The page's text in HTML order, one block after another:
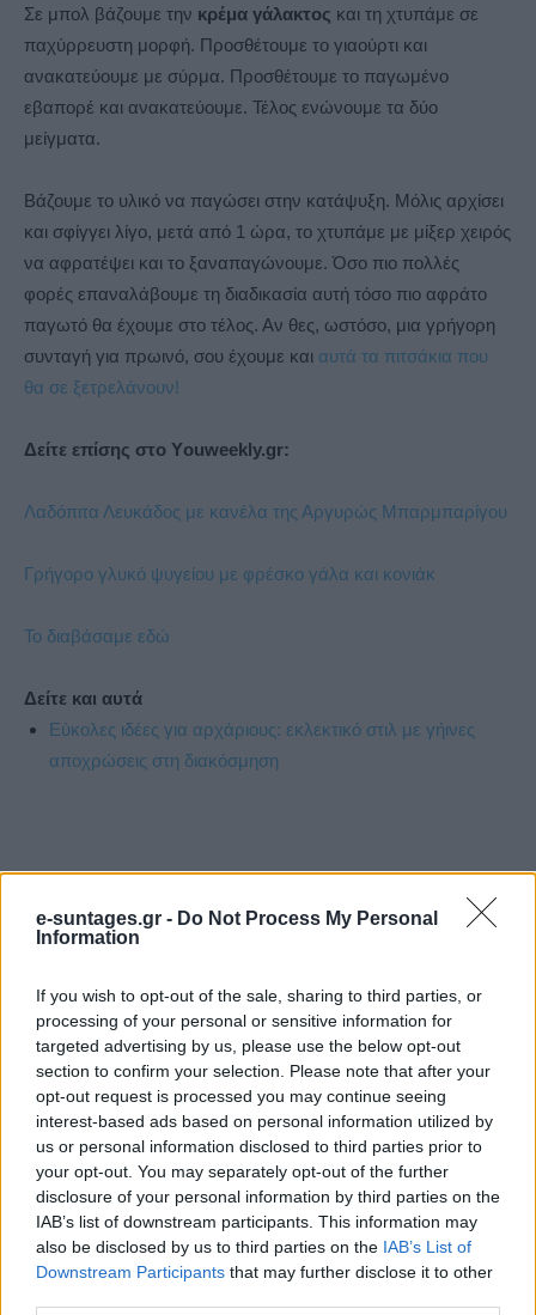
e-suntages.gr - Do Not Process My Personal
Information
If you wish to opt-out of the sale, sharing to third parties, or
processing of your personal or sensitive information for
targeted advertising by us, please use the below opt-out
section to confirm your selection. Please note that after your
opt-out request is processed you may continue seeing
interest-based ads based on personal information utilized by
us or personal information disclosed to third parties prior to
your opt-out. You may separately opt-out of the further
disclosure of your personal information by third parties on the
IAB’s list of downstream participants. This information may
also be disclosed by us to third parties on the IAB’s List of
Downstream Participants that may further disclose it to other
Σε μπολ βάζουμε την κρέμα γάλακτος και τη χτυπάμε σε
παχύρρευστη μορφή. Προσθέτουμε το γιαούρτι και
ανακατεύουμε με σύρμα. Προσθέτουμε το παγωμένο
εβαπορέ και ανακατεύουμε. Τέλος ενώνουμε τα δύο
μείγματα.
Βάζουμε το υλικό να παγώσει στην κατάψυξη. Μόλις αρχίσει
και σφίγγει λίγο, μετά από 1 ώρα, το χτυπάμε με μίξερ χειρός
να αφρατέψει και το ξαναπαγώνουμε. Όσο πιο πολλές
φορές επαναλάβουμε τη διαδικασία αυτή τόσο πιο αφράτο
παγωτό θα έχουμε στο τέλος. Αν θες, ωστόσο, μια γρήγορη
συνταγή για πρωινό, σου έχουμε και αυτά τα πιτσάκια που
θα σε ξετρελάνουν!
Δείτε επίσης στο Υouweekly.gr:
Λαδόπιτα Λευκάδος με κανέλα της Αργυρώς Μπαρμπαρίγου
Γρήγορο γλυκό ψυγείου με φρέσκο γάλα και κονιάκ
Το διαβάσαμε εδώ
Δείτε και αυτά
Εύκολες ιδέες για αρχάριους: εκλεκτικό στιλ με γήινες
αποχρώσεις στη διακόσμηση